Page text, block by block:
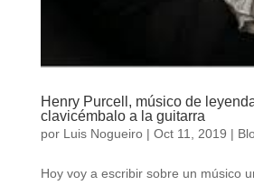
Henry Purcell, músico de
clavicémbalo a la guitarra
por Luis Nogueiro| Oct 11, 2019 |
Hoy voy a escribir sobre un músico